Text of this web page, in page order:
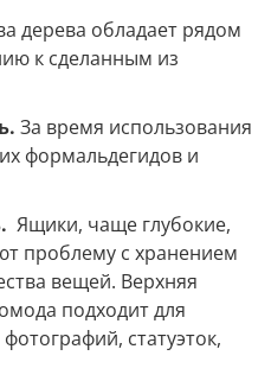
дерева обладает рядом
к сделанным из
За время использования
формальдегидов и
Ящики, чаще глубокие,
проблему с хранением
вещей. Верхняя
подходит для
статуэток,